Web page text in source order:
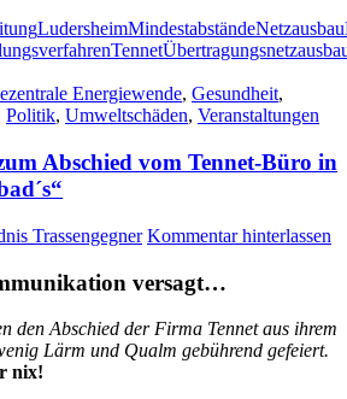
LudersheimMindestabständeNetzausbau
Tennet
Energiewende, Gesundheit,
Politik, Umweltschäden, Veranstaltungen
Abschied vom Ten­net-Büro in
Trassengegner Kommentar hinterlassen
versagt…
den Abschied der Fir­ma Ten­net aus ihrem
Lärm und Qualm gebüh­rend gefeiert.
nix!